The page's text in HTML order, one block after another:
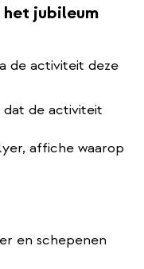
jubileum
de activiteit deze
de activiteit
affiche waarop
en schepenen